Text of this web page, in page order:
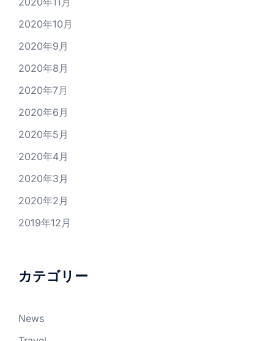
2020年10月
2020年9月
2020年8月
2020年7月
2020年6月
2020年5月
2020年4月
2020年3月
2020年2月
2019年12月
カテゴリー
News